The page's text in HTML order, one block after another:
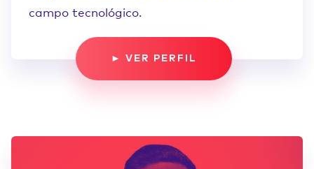
campo tecnológico.
► VER PERFIL